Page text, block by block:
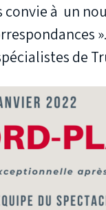
convie à un
de